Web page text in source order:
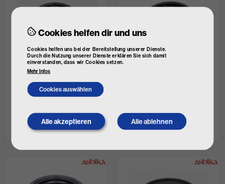
ASHIKA Riemenscheibe,
Kurbelwelle
Art. Nr.
122-02-218
MwSt.
nicht lagernd
MwSt.
nicht lagernd
Cookies helfen dir und uns
Cookies helfen uns bei der Bereitstellung unserer Dienste.
Durch die Nutzung unserer Dienste erklären Sie sich damit
einverstanden, dass wir Cookies setzen.
Mehr Infos
Cookies auswählen
Alle akzeptieren
Withdraw
consent
Alle ablehnen